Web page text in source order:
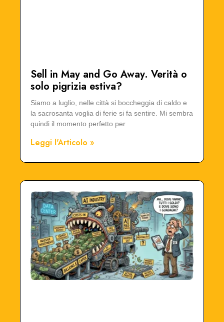
Sell in May and Go Away. Verità o
solo pigrizia estiva?
Siamo a luglio, nelle città si boccheggia di caldo e
la sacrosanta voglia di ferie si fa sentire. Mi sembra
quindi il momento perfetto per
Leggi l'Articolo »